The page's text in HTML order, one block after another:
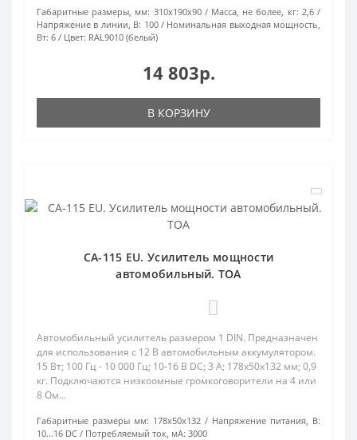
Габаритные размеры, мм: 310x190x90 Масса, не более, кг: 2,6
Напряжение в линии, В: 100
Номинальная выходная мощность,
Вт: 6 Цвет: RAL9010 (белый)
14 803р.
В КОРЗИНУ
CA-115 EU. Усилитель мощности
автомобильный. TOA
Автомобильный усилитель размером 1 DIN. Предназначен
для использования с 12 В автомобильным аккумулятором.
15 Вт; 100 Гц - 10 000 Гц; 10-16 В DC; 3 A; 178х50х132 мм; 0,9
кг. Подключаются низкоомные громкоговорители на 4 или
8 Ом...
Габаритные размеры мм: 178х50х132
Напряжение питания, В:
10…16 DC
Потребляемый ток, мА: 3000